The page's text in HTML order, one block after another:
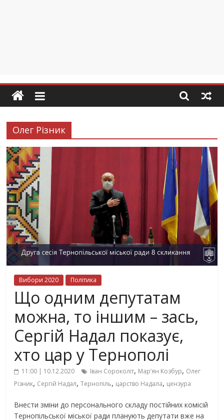
Олег Різник
Вибори 2020 Політика
Що одним депутатам
можна, то іншим – зась,
Сергій Надал показує,
хто цар у Тернополі
11:00 | 10.12.2020 Іван Сороколіт, Мар’ян Козбур, Олег
Різник, Сергій Надал,Тернопіль, царство Надала, цензура
Внести зміни до персонального складу постійних комісій
Тернопільської міської ради планують депутати вже на